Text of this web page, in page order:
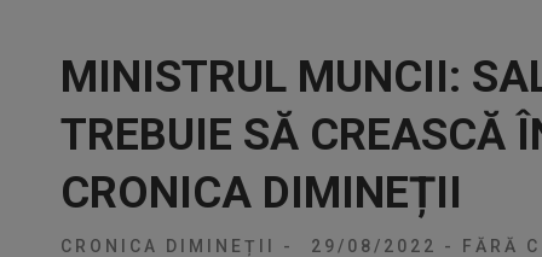
MINISTRUL MUNCII:
TREBUIE SĂ CREASCĂ
CRONICA DIMINEȚII
CRONICA DIMINEȚII - 29/08/2022 - FĂRĂ